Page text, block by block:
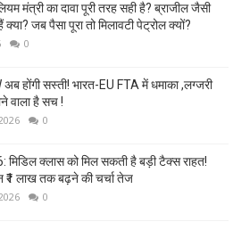
मंत्री का दावा पूरी तरह सही है? ब्राजील जैसी
क्या? जब पैसा पूरा तो मिलावटी पेट्रोल क्यों?
0
होंगी सस्ती! भारत-EU FTA में धमाका ,लग्जरी
वाला है सच !
0
क्लास को मिल सकती है बड़ी टैक्स राहत!
₹1 लाख तक बढ़ने की चर्चा तेज
0